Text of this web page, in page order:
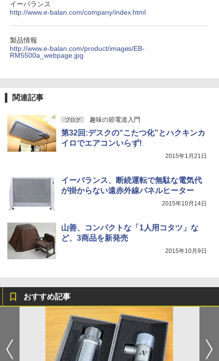
イーバランス
http://www.e-balan.com/company/index.html
製品情報
http://www.e-balan.com/product/images/EB-
RM5500a_webpage.jpg
関連記事
ブログ 趣味の節電道入門
第32回:デスクの“こたつ化”とハクキンカ
イロでエアコンいらず!
2015年1月21日
イーバランス、断続運転で無駄な電気代
が掛からない遠赤外線パネルヒーター
2015年10月14日
山善、コンパクトな「1人用コタツ」な
ど、3商品を新発売
2015年10月9日
おすすめ記事